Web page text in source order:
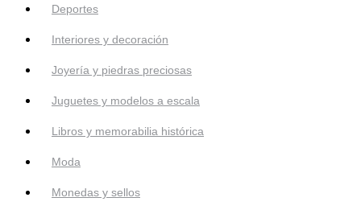
Deportes
Interiores y decoración
Joyería y piedras preciosas
Juguetes y modelos a escala
Libros y memorabilia histórica
Moda
Monedas y sellos